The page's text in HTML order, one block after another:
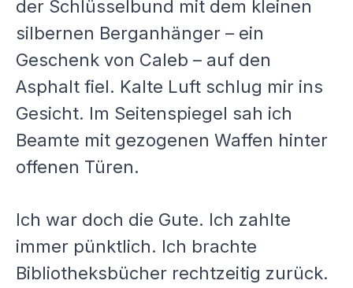
der Schlüsselbund mit dem kleinen
silbernen Berganhänger – ein
Geschenk von Caleb – auf den
Asphalt fiel. Kalte Luft schlug mir ins
Gesicht. Im Seitenspiegel sah ich
Beamte mit gezogenen Waffen hinter
offenen Türen.
Ich war doch die Gute. Ich zahlte
immer pünktlich. Ich brachte
Bibliotheksbücher rechtzeitig zurück.